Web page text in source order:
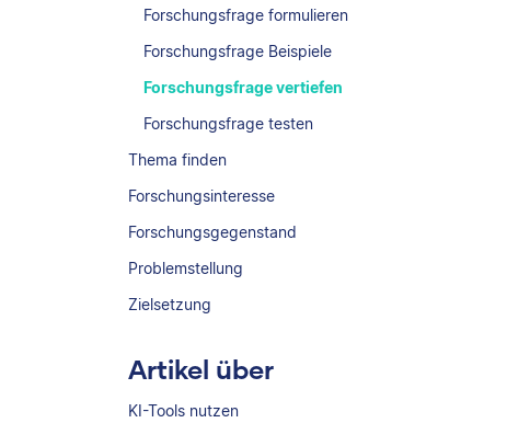
Forschungsfrage formulieren
Forschungsfrage Beispiele
Forschungsfrage vertiefen
Forschungsfrage testen
Thema finden
Forschungsinteresse
Forschungsgegenstand
Problemstellung
Zielsetzung
Artikel über
KI-Tools nutzen